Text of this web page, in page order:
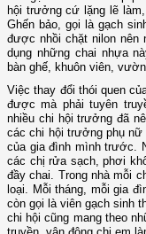
hội trưởng cứ lặng lẽ
Ghến bảo, gọi là gạch
được nhồi chặt nilon
dụng những chai nhựa
bàn ghế, khuôn viên,
Việc thay đổi thói quen
được mà phải tuyên
nhiều chi hội trưởng đã
các chi hội trưởng phụ
của gia đình mình trước.
các chị rửa sạch, phơi
đầy chai. Trong nhà mỗi
loại. Mỗi tháng, mỗi gia
còn gọi là viên gạch sinh
chi hội cũng mang theo